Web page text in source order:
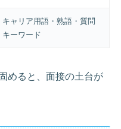
キャリア用語・熟語・質問
キーワード
めると、面接の土台が